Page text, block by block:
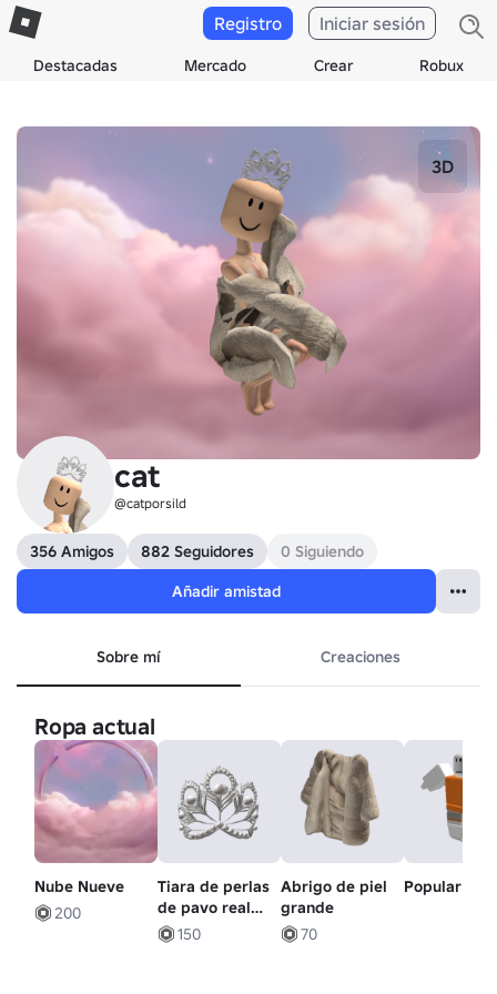
Destacadas Mercado Crear Robux
Registro Iniciar sesión
3D
cat
@catporsild
356 Amigos 882 Seguidores
0 Siguiendo
Añadir amistad
Sobre mí Creaciones
Ropa actual
Nube Nueve
200
Tiara de perlas
de pavo real
con plumas
150
Abrigo de piel
grande
70
Popular -